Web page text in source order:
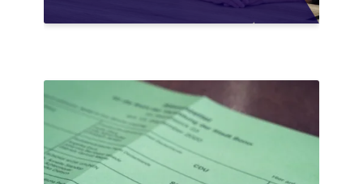
CRÉDIT SUR LA